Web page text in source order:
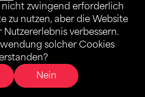
nicht zwingend erforderlich
zu nutzen, aber die Website
verbessern.
solcher Cookies
Nein